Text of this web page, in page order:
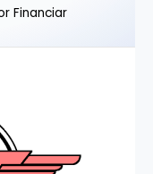
Financiar